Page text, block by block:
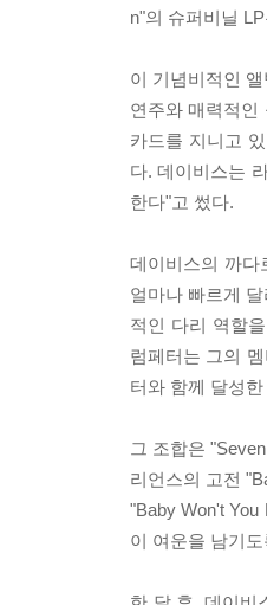
n"의 슈퍼비닐
이 기념비적인
연주와 매력적인
카드를 지니고
다. 데이비스는
한다"고 썼다.
데이비스의 까다
얼마나 빠르게
적인 다리 역할
럼페터는 그의
터와 함께 달성
그 조합은
리언스의 고전
"Baby Won't
이 여운을 남기